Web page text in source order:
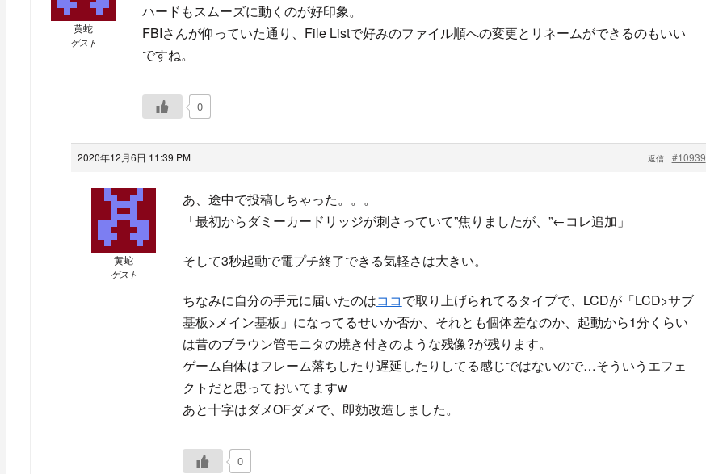
黄蛇
ゲスト
ハードもスムーズに動くのが好印象。
FBIさんが仰っていた通り、File Listで好みのファイル順への変更とリネームができるのもいい
ですね。
0
2020年12月6日 11:39 PM #10939
返信
黄蛇
ゲスト
あ、途中で投稿しちゃった。。。
「最初からダミーカードリッジが刺さっていて”焦りましたが、”←コレ追加」
そして3秒起動で電プチ終了できる気軽さは大きい。
ちなみに自分の手元に届いたのはココで取り上げられてるタイプで、LCDが「LCD>サブ
基板>メイン基板」になってるせいか否か、それとも個体差なのか、起動から1分くらい
は昔のブラウン管モニタの焼き付きのような残像?が残ります。
ゲーム自体はフレーム落ちしたり遅延したりしてる感じではないので…そういうエフェ
クトだと思っておいてますw
あと十字はダメOFダメで、即効改造しました。
0